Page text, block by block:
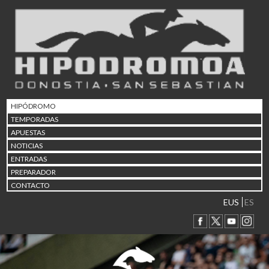
HIPÓDROMO
TEMPORADAS
APUESTAS
NOTICIAS
ENTRADAS
PREPARADOR
CONTACTO
EUS ES
02/08 17:30 Abuztuaren 2a / 2 de
Abuztuaren 9a / 9 de
12/08 12:24 Abuztaren 12a / 12 de
15/08 17:05 Abuztuaren 15a / 15 de
23/08 17:30 Abuztuaren 23a / 23 de
30/08 17:30 Abuztuaren 30a / 30 de
02/09 11:15
06/09 17:30 Irailaren 6a / 6 de
Irailaren 13a / 13 de
30/09 11:30 Irailaren 30a / 30 de